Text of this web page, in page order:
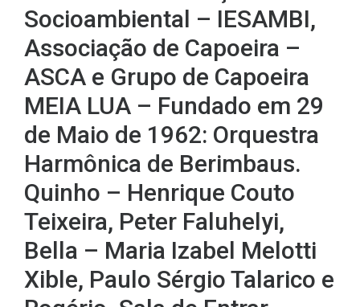
Socioambiental – IESAMBI,
Associação de Capoeira –
ASCA e Grupo de Capoeira
MEIA LUA – Fundado em 29
de Maio de 1962: Orquestra
Harmônica de Berimbaus.
Quinho – Henrique Couto
Teixeira, Peter Faluhelyi,
Bella – Maria Izabel Melotti
Xible, Paulo Sérgio Talarico e